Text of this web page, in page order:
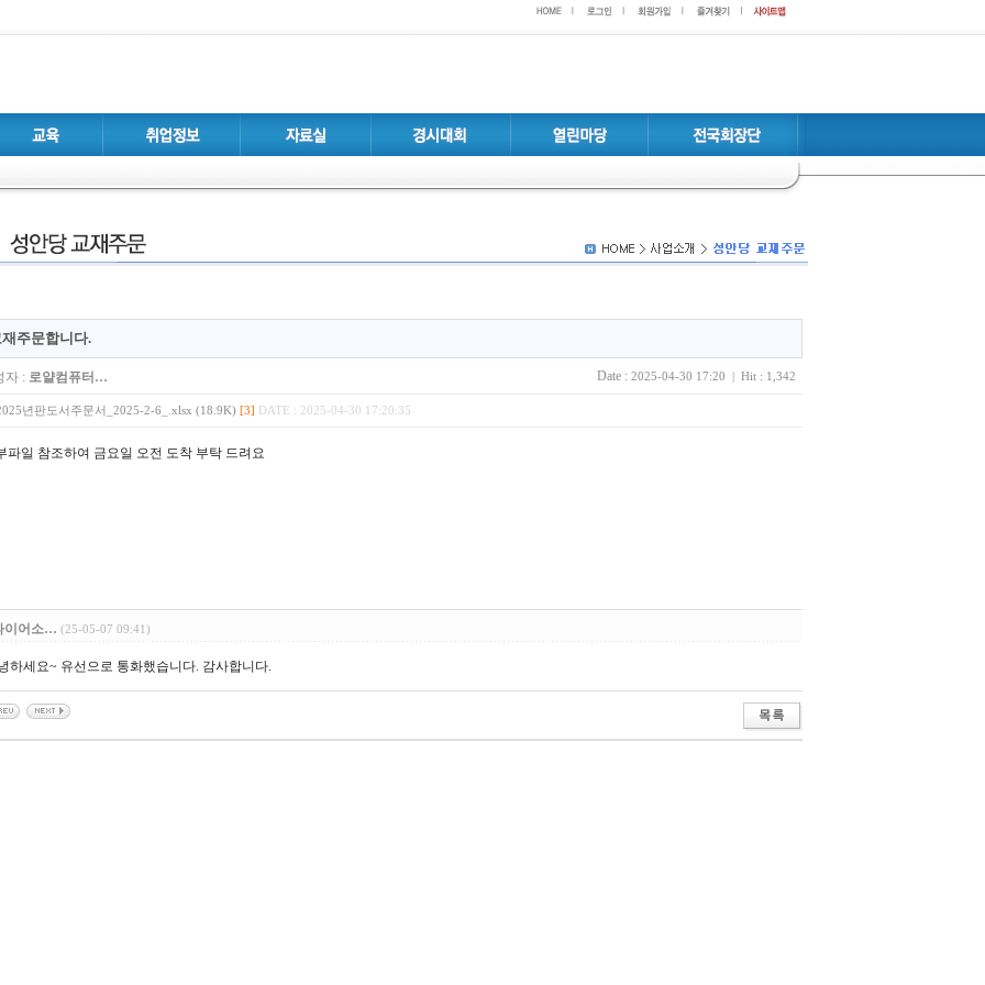
주문합니다.
자 : 로얄컴퓨터… Date : 2025-04-30 17:20 | Hit : 1,342
년판도서주문서_2025-2-6_.xlsx (18.9K) [3] DATE : 2025-04-30 17:20:35
파일 참조하여 금요일 오전 도착 부탁 드려요
이어소… (25-05-07 09:41)
하세요~ 유선으로 통화했습니다. 감사합니다.